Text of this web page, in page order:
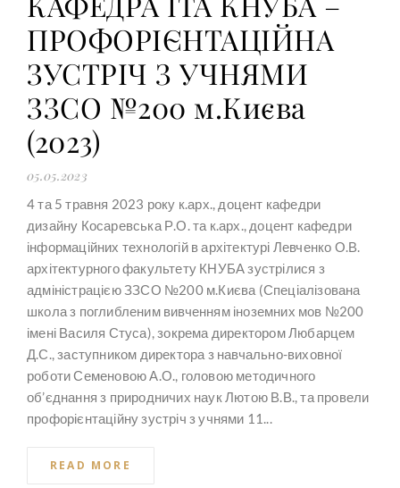
ПРОФОРІЄНТАЦІЙНА
ЗУСТРІЧ З УЧНЯМИ
ЗЗСО №200 м.Києва
(2023)
05.05.2023
4 та 5 травня 2023 року к.арх., доцент кафедри
дизайну Косаревська Р.О. та к.арх., доцент кафедри
інформаційних технологій в архітектурі Левченко О.В.
архітектурного факультету КНУБА зустрілися з
адміністрацією ЗЗСО №200 м.Києва (Спеціалізована
школа з поглибленим вивченням іноземних мов №200
імені Василя Стуса), зокрема директором Любарцем
Д.С., заступником директора з навчально-виховної
роботи Семеновою А.О., головою методичного
об’єднання з природничих наук Лютою В.В., та провели
профорієнтаційну зустріч з учнями 11...
READ MORE